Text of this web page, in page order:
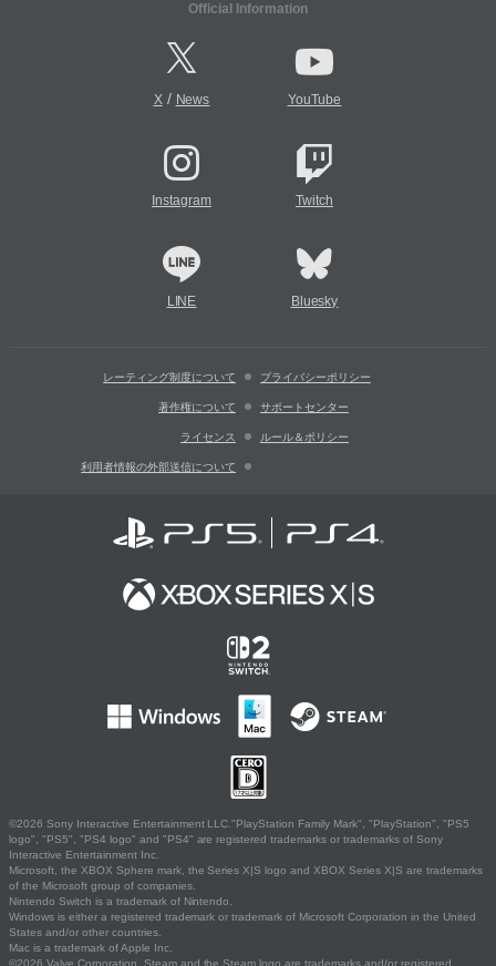
Official Information
X/ News YouTube
Instagram Twitch
LINE Bluesky
レーティング制度について プライバシーポリシー
著作権について サポートセンター
ライセンス ルール＆ポリシー
利用者情報の外部送信について
©2026 Sony Interactive Entertainment LLC."PlayStation Family Mark", "PlayStation", "PS5
logo", "PS5", "PS4 logo" and "PS4" are registered trademarks or trademarks of Sony
Interactive Entertainment Inc.
Microsoft, the XBOX Sphere mark, the Series X|S logo and XBOX Series X|S are trademarks
of the Microsoft group of companies.
Nintendo Switch is a trademark of Nintendo.
Windows is either a registered trademark or trademark of Microsoft Corporation in the United
States and/or other countries.
Mac is a trademark of Apple Inc.
©2026 Valve Corporation. Steam and the Steam logo are trademarks and/or registered